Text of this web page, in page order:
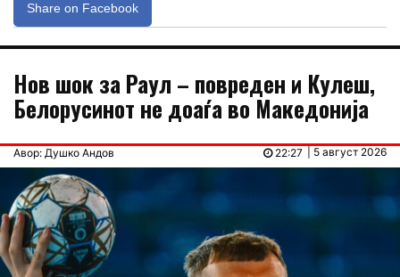
Share on Facebook
Нов шок за Раул – повреден и Кулеш,
Белорусинот не доаѓа во Македонија
Авор: Душко Андов | 5 август 2026
22:27